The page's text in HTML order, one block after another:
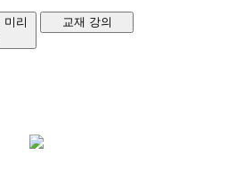
미리
교재 강의